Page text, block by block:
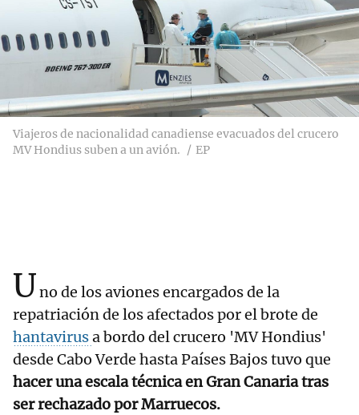
Viajeros de nacionalidad canadiense evacuados del crucero
MV Hondius suben a un avión.
EP
Uno de los aviones encargados de la
repatriación de los afectados por el brote de
hantavirusa bordo del crucero 'MV Hondius'
desde Cabo Verde hasta Países Bajos tuvo que
hacer una escala técnica en Gran Canaria tras
ser rechazado por Marruecos.